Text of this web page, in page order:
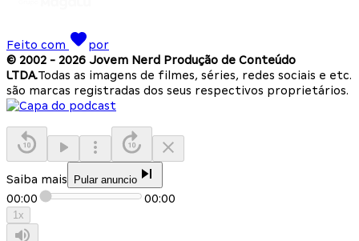
Feito com
por
© 2002 - 2026 Jovem Nerd Produção de Conteúdo
LTDA.Todas as imagens de filmes, séries, redes sociais e etc.
são marcas registradas dos seus respectivos proprietários.
Saiba mais Pular anuncio
00:00 00:00
1x